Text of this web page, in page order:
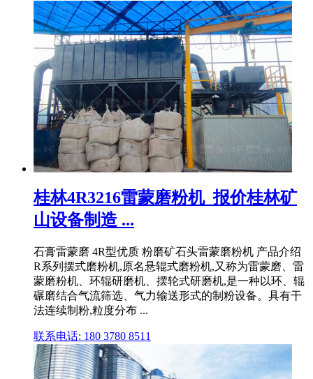
桂林4R3216雷蒙磨粉机_报价桂林矿
山设备制造 ...
石膏雷蒙磨 4R型优质 粉磨矿石头雷蒙磨粉机 产品介绍
R系列摆式磨粉机,原名悬辊式磨粉机,又称为雷蒙磨、雷
蒙磨粉机、环辊研磨机、摆轮式研磨机,是一种以环、辊
碾磨结合气流筛选、气力输送形式的制粉设备。具有干
法连续制粉,粒度分布 ...
联系电话: 180 3780 8511